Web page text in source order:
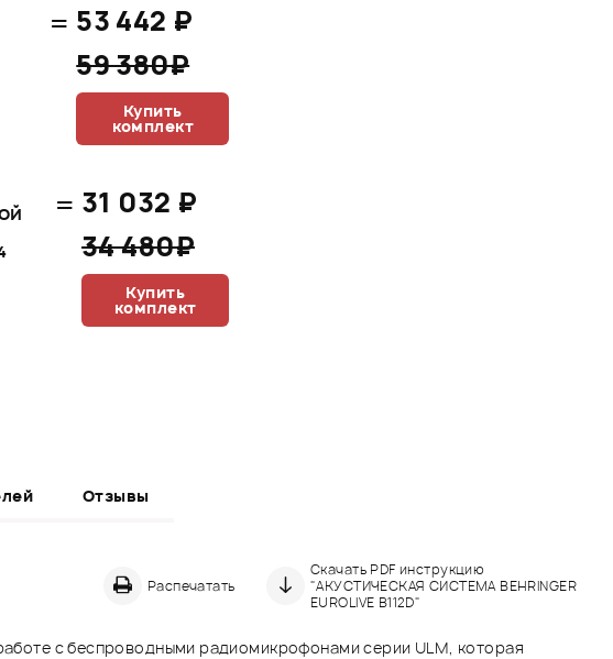
= 53 442 ₽
59 380₽
Купить
комплект
= 31 032 ₽
34 480₽
Купить
комплект
Отзывы
Распечатать
Скачать PDF инструкцию
"АКУСТИЧЕСКАЯ СИСТЕМА BEHRINGER
EUROLIVE B112D"
с беспроводными радиомикрофонами серии ULM, которая